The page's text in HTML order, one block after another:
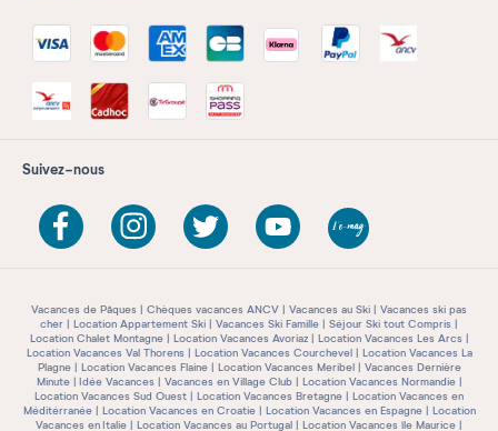
Suivez-nous
Vacances de Pâques Chèques vacances ANCV Vacances au Ski
Vacances ski pas
cher
Location Appartement Ski Vacances Ski Famille
Séjour Ski tout Compris
Location Chalet Montagne
Location Vacances Avoriaz
Location Vacances Les Arcs
Location Vacances Val Thorens
Location Vacances Courchevel
Location Vacances La
Plagne
Location Vacances Flaine Location Vacances Meribel
Vacances Dernière
Minute
Idée Vacances Vacances en Village Club
Location Vacances Normandie
Location Vacances Sud Ouest
Location Vacances Bretagne
Location Vacances en
Méditérranée
Location Vacances en Croatie Location Vacances en Espagne
Location
Vacances en Italie
Location Vacances au Portugal Location Vacances île Maurice